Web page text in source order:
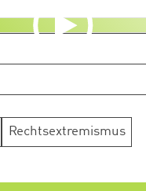
Rechtsextremismus